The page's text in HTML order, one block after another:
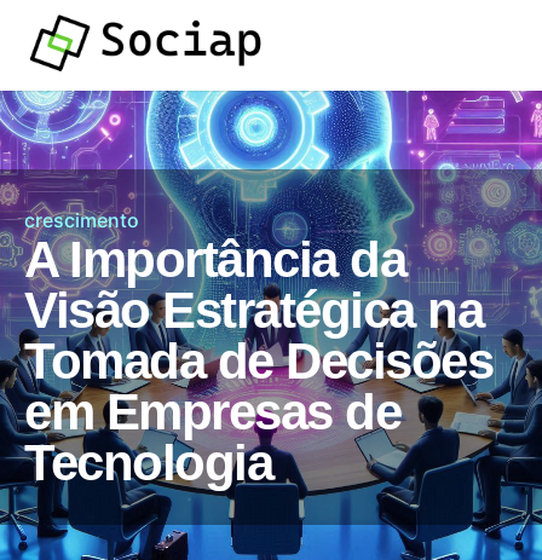
crescimento
A Importância da
Visão Estratégica na
Tomada de Decisões
em Empresas de
Tecnologia